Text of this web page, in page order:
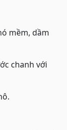
mềm, dầm
chanh với